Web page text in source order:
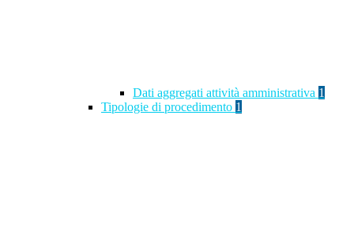
Dati aggregati attività amministrativa 1
Tipologie di procedimento 1